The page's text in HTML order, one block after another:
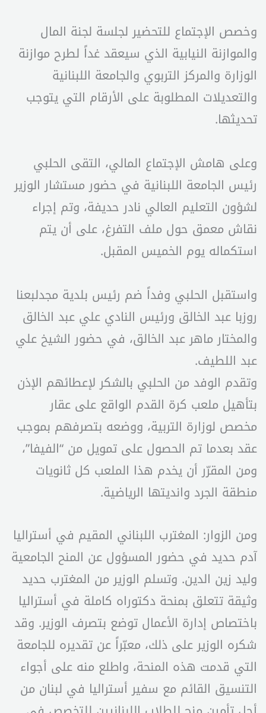
وخصص الإجتماع للتحضير لجلسة لجنة المال
والموازنة النيابية الذي سيعقد غداً لطرح موازنة
الوزارة والمركز التربوي والجامعة اللبنانية
والتعديلات المطلوبة على الأرقام التي يتوجب
تحديثها.
وعلى هامش الإجتماع المالي، التقى الحلبي
رئيس الجامعة اللبنانية في حضور مستشار الوزير
لشؤون التعليم العالي نادر حديفة، وتم إجراء
نقاش معمق حول ملف التفرغ، على أن يتم
استكماله يوم الخميس المقبل.
واستقبل الحلبي وفداً ضم رئيس بلدية مجدلبعنا
روزبا عبد الخالق ورئيس النادي علي عبد الخالق
والمختار ماهر عبد الخالق، في حضور الشيخ علي
عبد اللطيف.
وتقدم الوفد من الحلبي بالشكر لإعطائهم الإذن
بتأهيل ملعب كرة القدم الواقع على عقار
مخصص لوزارة التربية، ووضعه بتصرفهم بموجب
عقد بعدما تم الحصول على تمويل من “الفيفا”،
ومن المقرّر أن يخدم هذا الملعب كل ثانويات
منطقة الجرد وانديتها الرياضية.
ومن الزوار: المغترب اللبناني المقيم في أستراليا
آدم حديد في حضور المسؤول عن المنح الجامعية
وليد زين الدين. وتسلم الوزير من المغترب حديد
وثيقة تتعلق بمنحة دكتوراه كاملة في أستراليا
باختصاص إدارة الأعمال توضع بتصرف الوزير. وقد
شكره الوزير على ذلك، معبّراً عن تقديره للجامعة
التي قدمت هذه المنحة، واطلع منه على أجواء
التنسيق القائم مع سفير أستراليا في لبنان من